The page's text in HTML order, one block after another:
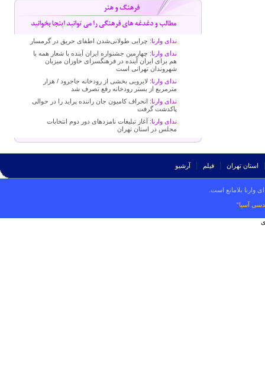
ندای وارنا: چرایی طولانی‌شدن اطفای حریق در گرمسار
ندای وارنا: چهارمین جشنواره ایران آینده با شعار همه با
هم برای ایران آینده در فرهنگسرای خاوران میزبان
شهروندان تهرانی است
ندای وارنا: لایروبی بخشی از رودخانه جاجرود / هزار
مترمربع از بستر رودخانه رفع تصرف شد
ندای وارنا: انحراف کامیون جان راننده پراید را در حوالی
پاکدشت گرفت
ندای وارنا: آغاز تبلیغات نامزدهای دور دوم انتخابات
مجلس در استان تهران
استان تهران فیلم آرشیو
وارنا بلامانع است.
آسیا“